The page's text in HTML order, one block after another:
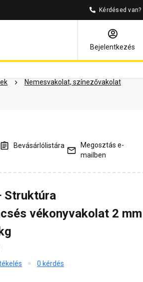
Kérdésed van?
Bejelentkezés
Nemesvakolat, színezővakolat
Kérdések és válaszok
Bevásárlólistára
Megosztás e-
mailben
Struktúra
vékonyvakolat 2 mm
0 kérdés